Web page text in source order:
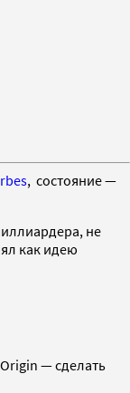
, состояние —
не
как идею
— сделать